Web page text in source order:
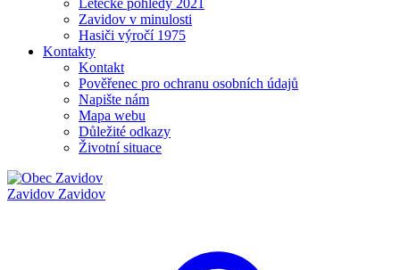
Letecké pohledy 2021
Zavidov v minulosti
Hasiči výročí 1975
Kontakty
Kontakt
Pověřenec pro ochranu osobních údajů
Napište nám
Mapa webu
Důležité odkazy
Životní situace
Zavidov Zavidov